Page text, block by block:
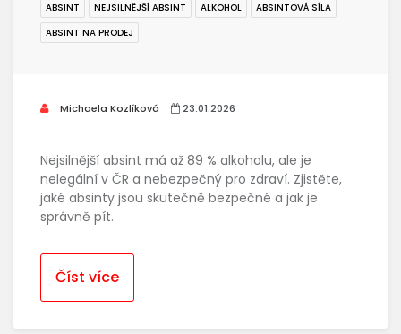
ABSINT NEJSILNĚJŠÍ ABSINT ALKOHOL
ABSINTOVÁ SÍLA
ABSINT NA PRODEJ
Michaela Kozlíková 23.01.2026
Nejsilnější absint má až 89 % alkoholu, ale je
nelegální v ČR a nebezpečný pro zdraví. Zjistěte,
jaké absinty jsou skutečně bezpečné a jak je
správně pít.
Číst více